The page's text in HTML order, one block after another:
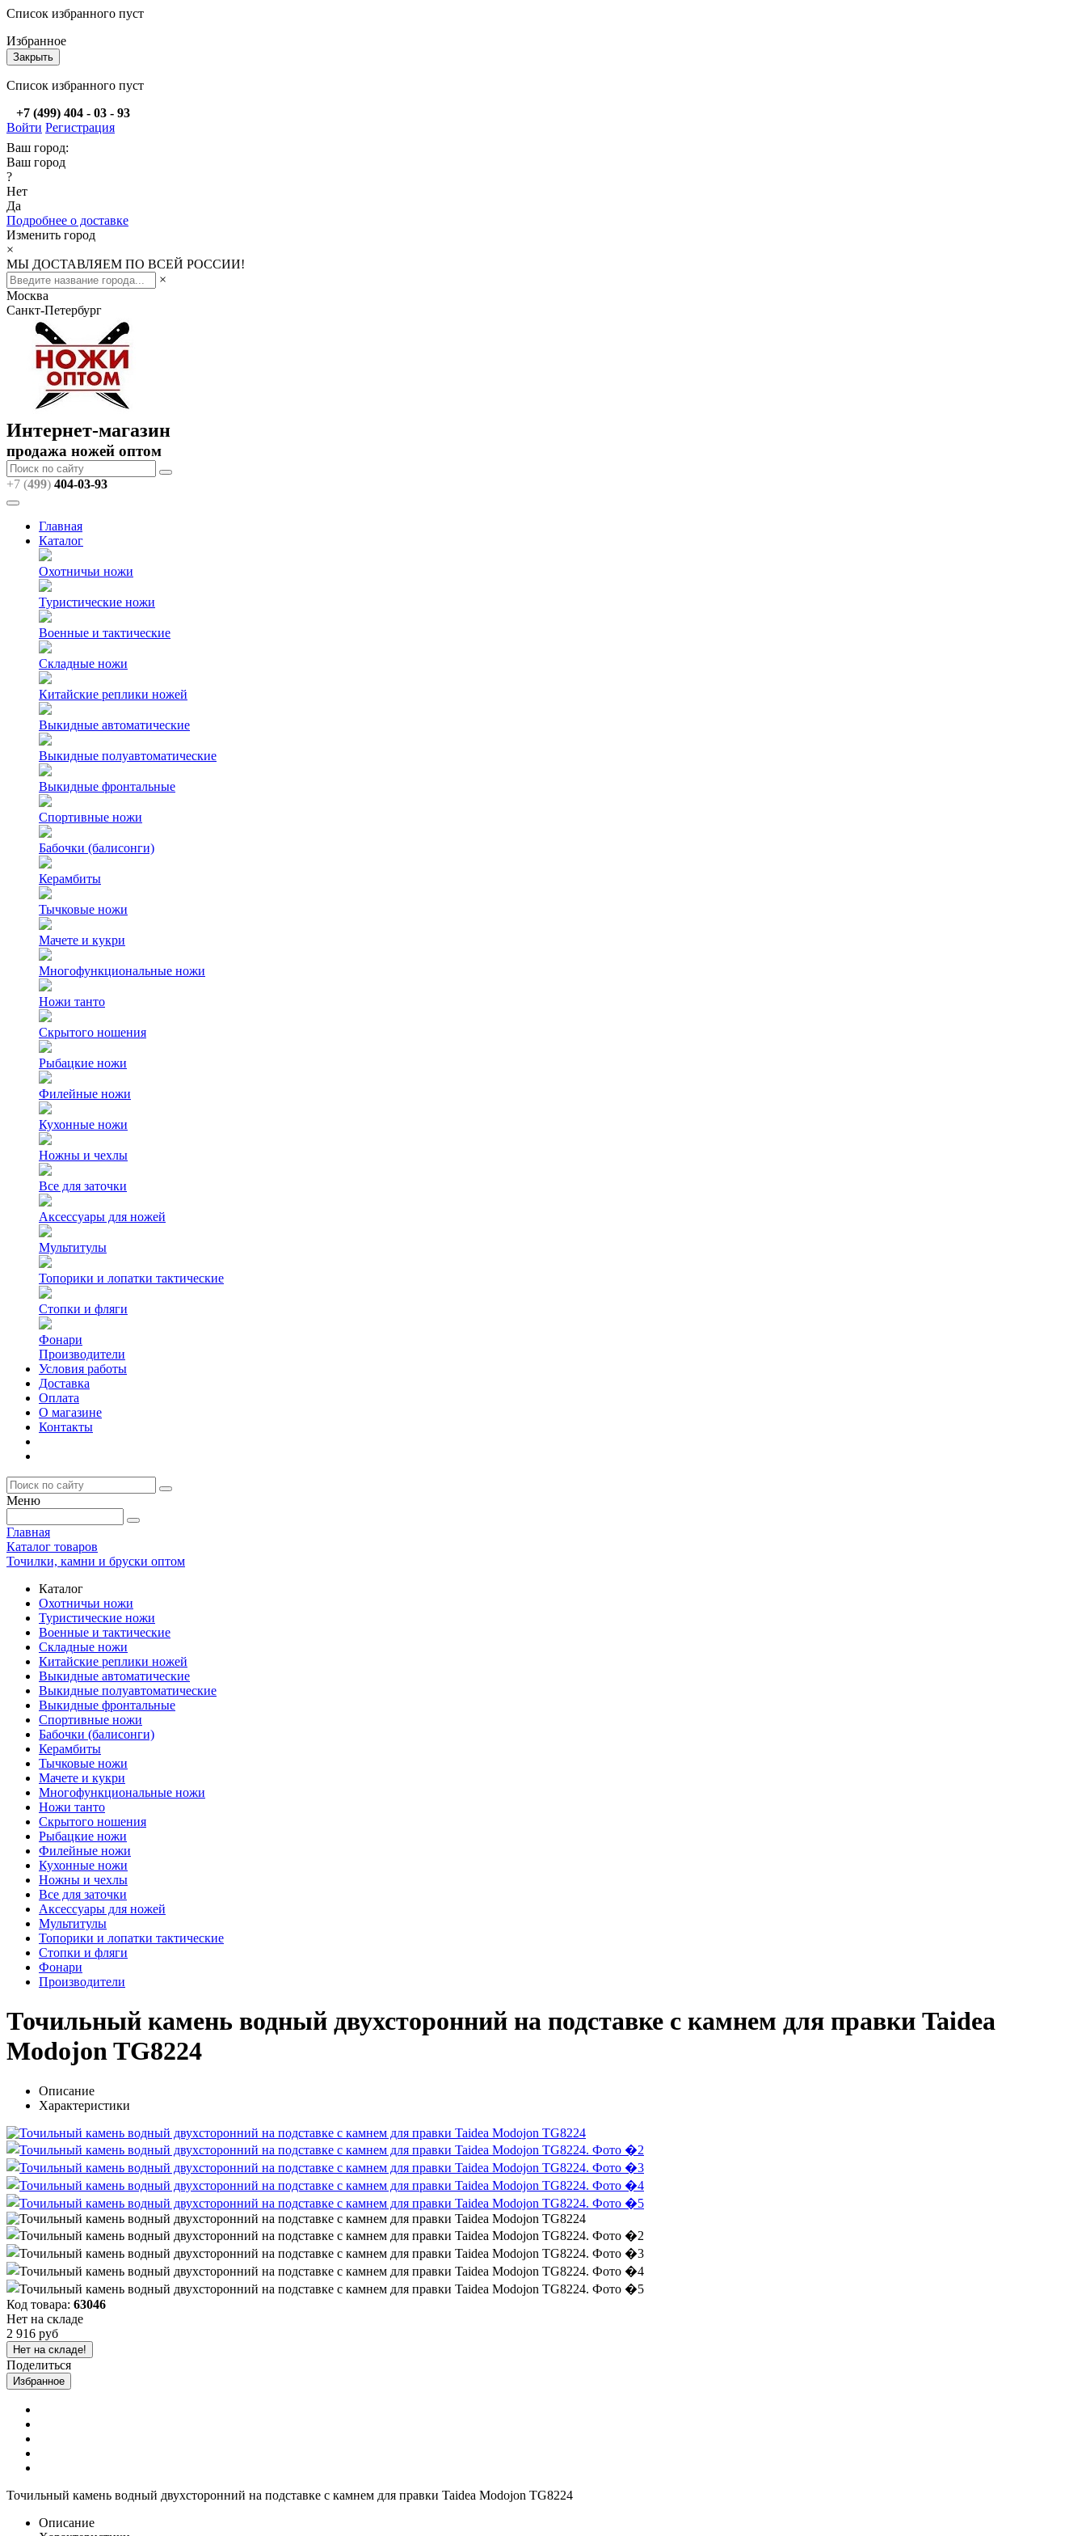
Список избранного пуст
Избранное
Закрыть
Список избранного пуст
+7 (499) 404 - 03 - 93
Войти Регистрация
Ваш город:
Ваш город
?
Нет
Да
Подробнее о доставке
Изменить город
×
МЫ ДОСТАВЛЯЕМ ПО ВСЕЙ РОССИИ!
×
Москва
Санкт-Петербург
Интернет-магазин
продажа ножей оптом
+7 (499) 404-03-93
Главная
Каталог
Охотничьи ножи
Туристические ножи
Военные и тактические
Складные ножи
Китайские реплики ножей
Выкидные автоматические
Выкидные полуавтоматические
Выкидные фронтальные
Спортивные ножи
Бабочки (балисонги)
Керамбиты
Тычковые ножи
Мачете и кукри
Многофункциональные ножи
Ножи танто
Скрытого ношения
Рыбацкие ножи
Филейные ножи
Кухонные ножи
Ножны и чехлы
Все для заточки
Аксессуары для ножей
Мультитулы
Топорики и лопатки тактические
Стопки и фляги
Фонари
Производители
Условия работы
Доставка
Оплата
О магазине
Контакты
Меню
Главная
Каталог товаров
Точилки, камни и бруски оптом
Каталог
Охотничьи ножи
Туристические ножи
Военные и тактические
Складные ножи
Китайские реплики ножей
Выкидные автоматические
Выкидные полуавтоматические
Выкидные фронтальные
Спортивные ножи
Бабочки (балисонги)
Керамбиты
Тычковые ножи
Мачете и кукри
Многофункциональные ножи
Ножи танто
Скрытого ношения
Рыбацкие ножи
Филейные ножи
Кухонные ножи
Ножны и чехлы
Все для заточки
Аксессуары для ножей
Мультитулы
Топорики и лопатки тактические
Стопки и фляги
Фонари
Производители
Точильный камень водный двухсторонний на подставке с камнем для правки Taidea
Modojon TG8224
Описание
Характеристики
Код товара: 63046
Нет на складе
2 916 руб
Нет на складе!
Поделиться
Избранное
Точильный камень водный двухсторонний на подставке с камнем для правки Taidea Modojon TG8224
Описание